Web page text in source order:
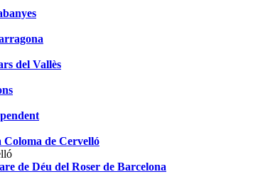
del Vallès
Coloma de Cervelló
de Déu del Roser de Barcelona